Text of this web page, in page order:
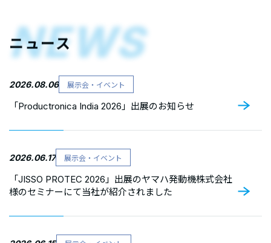
NEWS
ニュース
2026.08.06 展示会・イベント
「Productronica India 2026」出展のお知らせ
2026.06.17 展示会・イベント
「JISSO PROTEC 2026」出展のヤマハ発動機株式会社
様のセミナーにて当社が紹介されました